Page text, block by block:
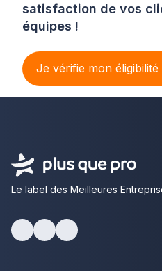
satisfaction de vos
équipes !
Je vérifie mon éligibilité
Le label des Meilleures